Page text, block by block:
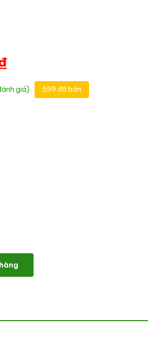
giá) 599 đã bán
Cards Pro số lượng